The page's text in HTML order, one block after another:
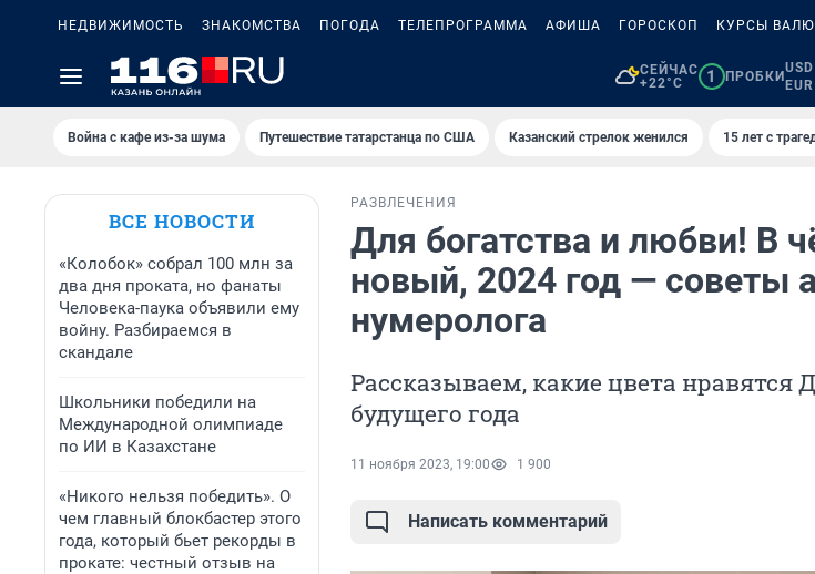
НЕДВИЖИМОСТЬ ЗНАКОМСТВА ПОГОДА ТЕЛЕПРОГРАММА АФИША ГОРОСКОП КУРСЫ
СЕЙЧАС
+22°C
1 ПРОБКИ
Война с кафе из-за шума Путешествие татарстанца по США Казанский стрелок женился 15 лет с
ВСЕ НОВОСТИ
«Колобок» собрал 100 млн за
два дня проката, но фанаты
Человека-паука объявили ему
войну. Разбираемся в
скандале
Школьники победили на
Международной олимпиаде
по ИИ в Казахстане
«Никого нельзя победить». О
чем главный блокбастер этого
года, который бьет рекорды в
прокате: честный отзыв на
РАЗВЛЕЧЕНИЯ
Для богатства и любви! В
новый, 2024 год — советы
нумеролога
Рассказываем, какие цвета нравятся
будущего года
11 ноября 2023, 19:00 1 900
Написать комментарий